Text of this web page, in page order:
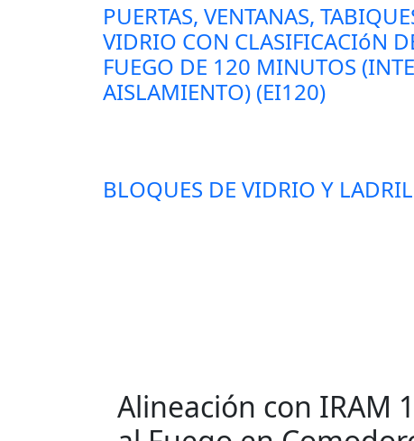
PUERTAS, VENTANAS,
VIDRIO CON CLASIFICACIóN
FUEGO DE 120 MINUTOS
AISLAMIENTO) (EI120)
BLOQUES DE VIDRIO Y
Alineación con IRAM